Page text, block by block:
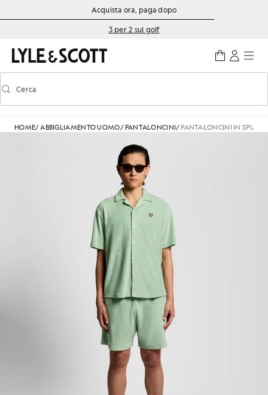
Vai al contenuto principale
Informazioni sull'accessibilitàAcquista ora, paga dopo
3 per 2 sul golf
Attiva/disattiva la ricerca predittiva
Cerca
HOME/ABBIGLIAMENTO UOMO/ PANTALONCINI/ PANTALONCINI IN